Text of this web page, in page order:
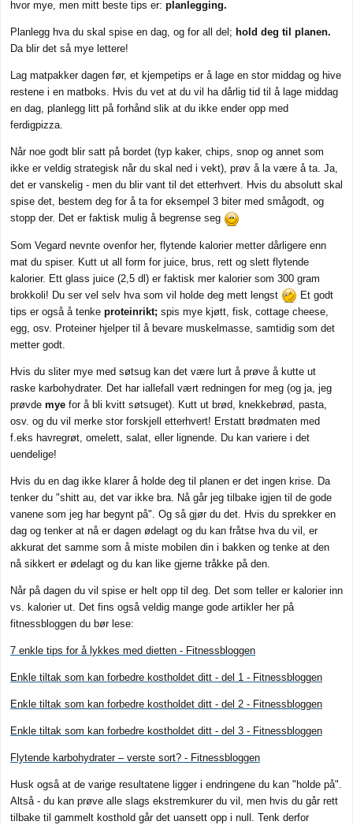
hvor mye, men mitt beste tips er: planlegging.
Planlegg hva du skal spise en dag, og for all del; hold deg til planen.
Da blir det så mye lettere!
Lag matpakker dagen før, et kjempetips er å lage en stor middag og hive
restene i en matboks. Hvis du vet at du vil ha dårlig tid til å lage middag
en dag, planlegg litt på forhånd slik at du ikke ender opp med
ferdigpizza.
Når noe godt blir satt på bordet (typ kaker, chips, snop og annet som
ikke er veldig strategisk når du skal ned i vekt), prøv å la være å ta. Ja,
det er vanskelig - men du blir vant til det etterhvert. Hvis du absolutt skal
spise det, bestem deg for å ta for eksempel 3 biter med smågodt, og
stopp der. Det er faktisk mulig å begrense seg
Som Vegard nevnte ovenfor her, flytende kalorier metter dårligere enn
mat du spiser. Kutt ut all form for juice, brus, rett og slett flytende
kalorier. Ett glass juice (2,5 dl) er faktisk mer kalorier som 300 gram
brokkoli! Du ser vel selv hva som vil holde deg mett lengst
Et godt
tips er også å tenke proteinrikt; spis mye kjøtt, fisk, cottage cheese,
egg, osv. Proteiner hjelper til å bevare muskelmasse, samtidig som det
metter godt.
Hvis du sliter mye med søtsug kan det være lurt å prøve å kutte ut
raske karbohydrater. Det har iallefall vært redningen for meg (og ja, jeg
prøvde mye for å bli kvitt søtsuget). Kutt ut brød, knekkebrød, pasta,
osv. og du vil merke stor forskjell etterhvert! Erstatt brødmaten med
f.eks havregrøt, omelett, salat, eller lignende. Du kan variere i det
uendelige!
Hvis du en dag ikke klarer å holde deg til planen er det ingen krise. Da
tenker du "shitt au, det var ikke bra. Nå går jeg tilbake igjen til de gode
vanene som jeg har begynt på". Og så gjør du det. Hvis du sprekker en
dag og tenker at nå er dagen ødelagt og du kan fråtse hva du vil, er
akkurat det samme som å miste mobilen din i bakken og tenke at den
nå sikkert er ødelagt og du kan like gjerne tråkke på den.
Når på dagen du vil spise er helt opp til deg. Det som teller er kalorier inn
vs. kalorier ut. Det fins også veldig mange gode artikler her på
fitnessbloggen du bør lese:
7 enkle tips for å lykkes med dietten - Fitnessbloggen
Enkle tiltak som kan forbedre kostholdet ditt - del 1 - Fitnessbloggen
Enkle tiltak som kan forbedre kostholdet ditt - del 2 - Fitnessbloggen
Enkle tiltak som kan forbedre kostholdet ditt - del 3 - Fitnessbloggen
Flytende karbohydrater – verste sort? - Fitnessbloggen
Husk også at de varige resultatene ligger i endringene du kan "holde på".
Altså - du kan prøve alle slags ekstremkurer du vil, men hvis du går rett
tilbake til gammelt kosthold går det uansett opp i null. Tenk derfor